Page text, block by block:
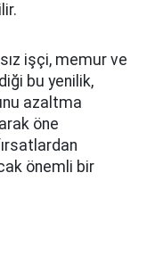
işçi, memur ve
bu yenilik,
azaltma
öne
önemli bir